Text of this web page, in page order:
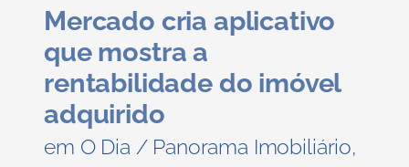
Mercado cria aplicativo
que mostra a
rentabilidade do imóvel
adquirido
em O Dia / Panorama Imobiliário,